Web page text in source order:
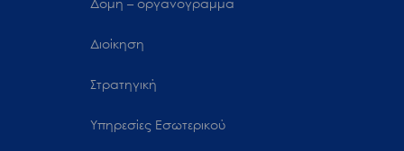
Διοίκηση
Στρατηγική
Υπηρεσίες Εσωτερικού